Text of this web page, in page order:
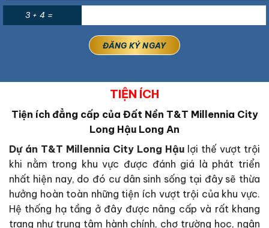
3 + 4 =
TIỆN ÍCH
Tiện ích đẳng cấp của Đất Nền T&T Millennia City
Long Hậu Long An
Dự án T&T Millennia City Long Hậu lợi thế vượt trội
khi nằm trong khu vực được đánh giá là phát triển
nhất hiện nay, do đó cư dân sinh sống tại đây sẽ thừa
hưởng hoàn toàn những tiện ích vượt trội của khu vực.
Hệ thống hạ tầng ở đây được nâng cấp và rất khang
trang như trung tâm hành chính, chợ trường học, ngân